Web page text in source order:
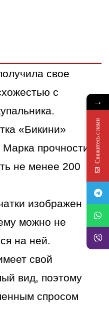
свое
с
«Бикини»
прочности
не менее 200
изображен
можно не
на ней.
свой
вид, поэтому
спросом
→
Свяжитесь с нами